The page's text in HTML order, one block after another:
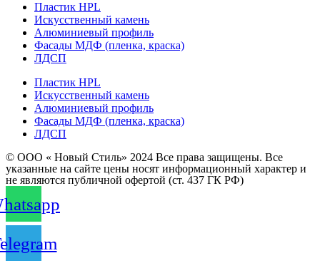
Пластик HPL
Искусственный камень
Алюминиевый профиль
Фасады МДФ (пленка, краска)
ЛДСП
Пластик HPL
Искусственный камень
Алюминиевый профиль
Фасады МДФ (пленка, краска)
ЛДСП
© ООО « Новый Стиль» 2024 Все права защищены. Все
указанные на сайте цены носят информационный характер и
не являются публичной офертой (ст. 437 ГК РФ)